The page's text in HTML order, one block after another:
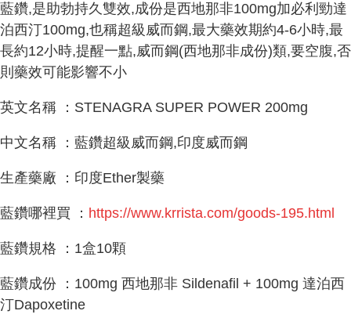
藍鑽,是助勃持久雙效,成份是西地那非100mg加必利勁達
泊西汀100mg,也稱超級威而鋼,最大藥效期約4-6小時,最
長約12小時,提醒一點,威而鋼(西地那非成份)類,要空腹,否
則藥效可能影響不小
英文名稱 ：STENAGRA SUPER POWER 200mg
中文名稱 ：藍鑽超級威而鋼,印度威而鋼
生產藥廠 ：印度Ether製藥
藍鑽哪裡買 ： https://www.krrista.com/goods-195.html
藍鑽規格 ：1盒10顆
藍鑽成份 ：100mg 西地那非 Sildenafil + 100mg 達泊西
汀Dapoxetine